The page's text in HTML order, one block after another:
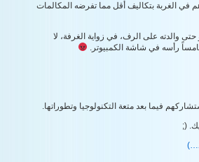
في الغربة بتكاليف أقل مما تفرضه المكالمات
والدته على الرف، في زواية الغرفة، لا
رأسه في شاشة الكمبيوتر.
فيما بعد متعة التكنولوجيا وتطوراتها.
(;